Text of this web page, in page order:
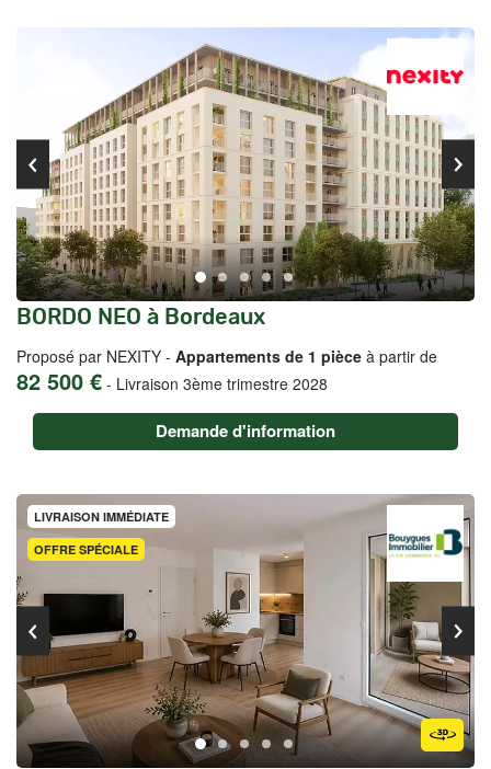
BORDO NEO à Bordeaux
Proposé par NEXITY - Appartements de 1 pièce à partir de
82 500 € - Livraison 3ème trimestre 2028
Demande d'information
OFFRE SPÉCIALE
LIVRAISON IMMÉDIATE